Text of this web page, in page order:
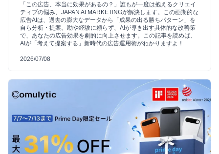
「この広告、本当に効果があるの？」誰もが一度は抱えるクリエイ
ティブの悩み、JAPAN AI MARKETINGが解決します。この画期的な
広告AIは、過去の膨大なデータから「成果の出る勝ちパターン」を
自ら分析・提案。勘や経験に頼らず、AIが導き出す具体的な改善策
で、あなたの広告効果を劇的に向上させます。この記事を読めば、
AIが「考えて提案する」新時代の広告運用術がわかりますよ！
2026/07/08